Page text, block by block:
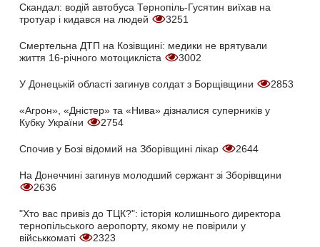
Скандал: водій автобуса Тернопіль-Гусятин виїхав на
тротуар і кидався на людей
3251
Смертельна ДТП на Козівщині: медики не врятували
життя 16-річного мотоцикліста
3002
У Донецькій області загинув солдат з Борщівщини 2853
«Агрон», «Дністер» та «Нива» дізналися суперників у
Кубку України
2754
Спочив у Бозі відомий на Зборівщині лікар 2644
На Донеччині загинув молодший сержант зі Зборівщини
2636
"Хто вас привіз до ТЦК?": історія колишнього директора
тернопільського аеропорту, якому не повірили у
військкоматі
2323